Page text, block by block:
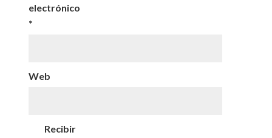
electrónico
*
Web
Recibir